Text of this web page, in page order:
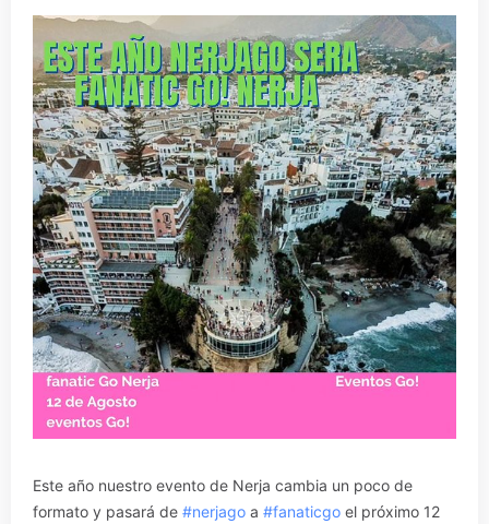
Este año nuestro evento de Nerja cambia un poco de
formato y pasará de #nerjago a #fanaticgo el próximo 12